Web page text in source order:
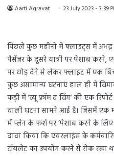
Aarti Agravat 23 July 2023 - 3:39
पिछले कुछ महीनों में फ्लाइट्स में
पैसेंजर के दूसरे यात्री पर पेशाब करने,
पर छोड़ देने से लेकर फ्लाइट में एक
कुछ असामान्य घटनाएं हाल ही में
कड़ी में ‘व्यू फ्रॉम द विंग’ की एक
वाली घटना सामने आई है। जिसमें एक
में प्लेन के फर्श पर ‘पेशाब करने के लिए
दावा किया कि एयरलाइंस के
टॉयलेट का उपयोग करने से रोक रखा